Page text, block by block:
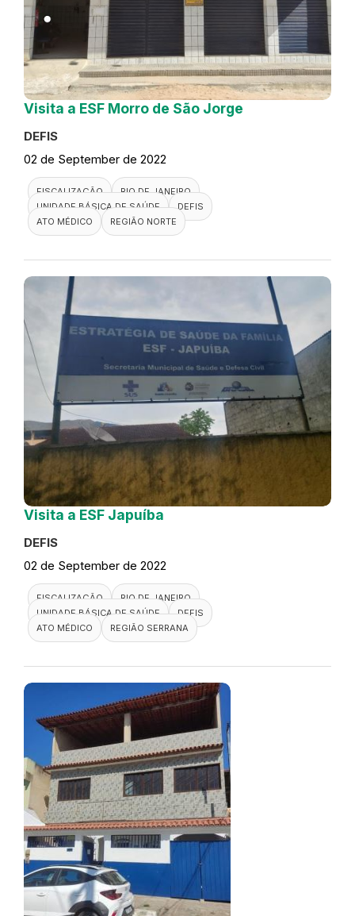
Visita a ESF Morro de São Jorge
DEFIS
02 de September de 2022
FISCALIZAÇÃO
RIO DE JANEIRO
UNIDADE BÁSICA DE SAÚDE
DEFIS
ATO MÉDICO
REGIÃO NORTE
Visita a ESF Japuíba
DEFIS
02 de September de 2022
FISCALIZAÇÃO
RIO DE JANEIRO
UNIDADE BÁSICA DE SAÚDE
DEFIS
ATO MÉDICO
REGIÃO SERRANA